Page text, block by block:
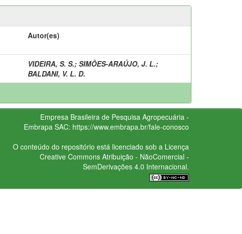
Autor(es)
VIDEIRA, S. S.; SIMÕES-ARAÚJO, J. L.;
BALDANI, V. L. D.
Empresa Brasileira de Pesquisa Agropecuária -
Embrapa SAC: https://www.embrapa.br/fale-conosco
O conteúdo do repositório está licenciado sob a Licença
Creative CommonsAtribuição - NãoComercial -
SemDerivações 4.0 Internacional.